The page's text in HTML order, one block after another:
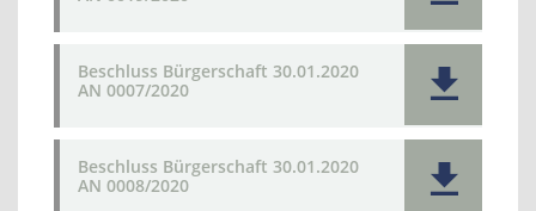
Beschluss Bürgerschaft 30.01.2020
AN 0007/2020
Beschluss Bürgerschaft 30.01.2020
AN 0008/2020